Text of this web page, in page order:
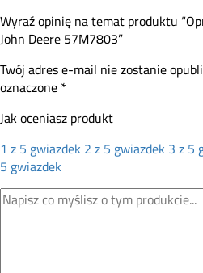
Wyraź opinię na temat produktu
John Deere 57M7803”
Twój adres e-mail nie zostanie
oznaczone*
Jak oceniasz produkt
1 z 5 gwiazdek2 z 5 gwiazdek3 z 5
5 gwiazdek